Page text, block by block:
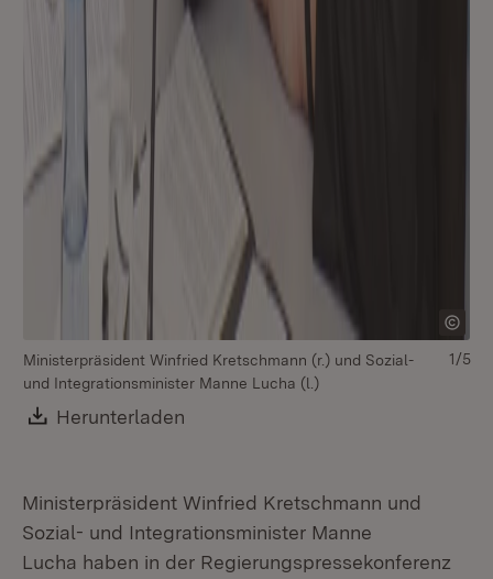
Ministerpräsident Winfried Kretschmann (r.) und Sozial-
und Integrationsminister Manne Lucha (l.)
Download:
Herunterladen
1/5
Ministerpräsident Winfried Kretschmann und
Sozial- und Integrationsminister Manne
Lucha haben in der Regierungspressekonferenz